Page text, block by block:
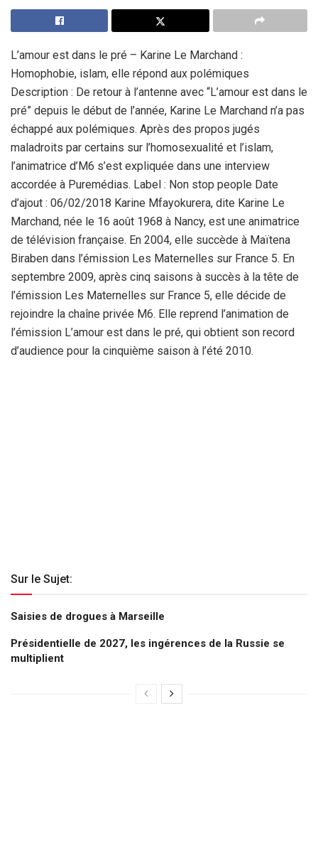
L’amour est dans le pré – Karine Le Marchand :
Homophobie, islam, elle répond aux polémiques
Description : De retour à l’antenne avec “L’amour est dans le
pré” depuis le début de l’année, Karine Le Marchand n’a pas
échappé aux polémiques. Après des propos jugés
maladroits par certains sur l’homosexualité et l’islam,
l’animatrice d’M6 s’est expliquée dans une interview
accordée à Puremédias. Label : Non stop people Date
d’ajout : 06/02/2018 Karine Mfayokurera, dite Karine Le
Marchand, née le 16 août 1968 à Nancy, est une animatrice
de télévision française. En 2004, elle succède à Maïtena
Biraben dans l’émission Les Maternelles sur France 5. En
septembre 2009, après cinq saisons à succès à la tête de
l’émission Les Maternelles sur France 5, elle décide de
rejoindre la chaîne privée M6. Elle reprend l’animation de
l’émission L’amour est dans le pré, qui obtient son record
d’audience pour la cinquième saison à l’été 2010.
Sur le Sujet:
Saisies de drogues à Marseille
Présidentielle de 2027, les ingérences de la Russie se
multiplient